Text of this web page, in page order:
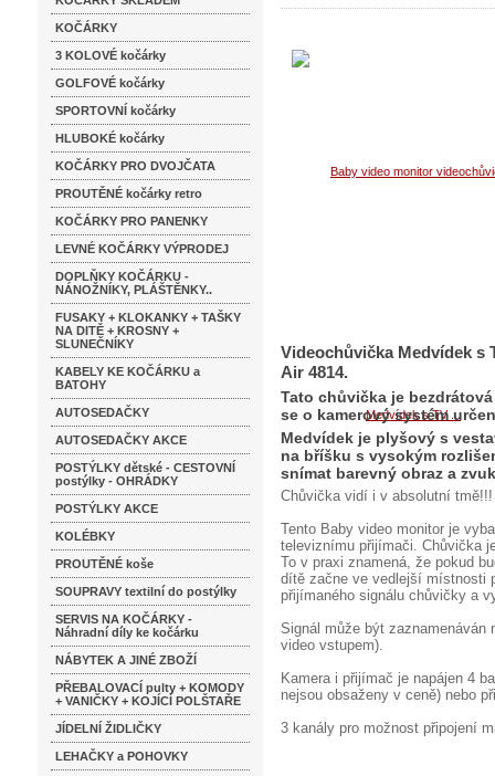
KOČÁRKY
3 KOLOVÉ kočárky
GOLFOVÉ kočárky
SPORTOVNÍ kočárky
HLUBOKÉ kočárky
KOČÁRKY PRO DVOJČATA
PROUTĚNÉ kočárky retro
KOČÁRKY PRO PANENKY
LEVNÉ KOČÁRKY VÝPRODEJ
DOPLŇKY KOČÁRKU -
NÁNOŽNÍKY, PLÁŠTĚNKY..
FUSAKY + KLOKANKY + TAŠKY
NA DITĚ + KROSNY +
SLUNEČNÍKY
KABELY KE KOČÁRKU a
BATOHY
AUTOSEDAČKY
AUTOSEDAČKY AKCE
POSTÝLKY dětské - CESTOVNÍ
postýlky - OHRÁDKY
POSTÝLKY AKCE
KOLÉBKY
PROUTĚNÉ koše
SOUPRAVY textilní do postýlky
SERVIS NA KOČÁRKY -
Náhradní díly ke kočárku
NÁBYTEK A JINÉ ZBOŽÍ
PŘEBALOVACÍ pulty + KOMODY
+ VANIČKY + KOJÍCÍ POLŠTAŘE
JÍDELNÍ ŽIDLIČKY
LEHAČKY a POHOVKY
Videochůvička Medvídek s
Air 4814.
Tato chůvička je
se o kamerový systém
Medvídek je plyšový s
na bříšku s vysokým
snímat barevný obraz a
Chůvička vidí i v absolutní tmě!!!
Tento Baby video monitor je
televiznímu přijímači. Chůvička
To v praxi znamená, že pokud
dítě začne ve vedlejší místnosti
přijímaného signálu chůvičky a
Signál může být zaznamenáván
video vstupem).
Kamera i přijímač je napájen 4
nejsou obsaženy v ceně) nebo
3 kanály pro možnost připojení